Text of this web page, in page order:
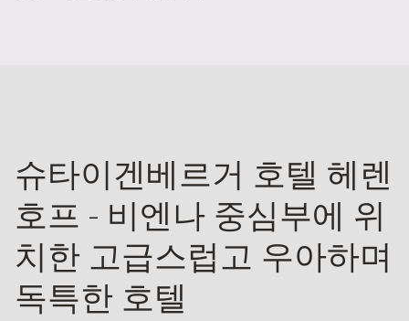
슈타이겐베르거 호텔 헤렌
호프 - 비엔나 중심부에 위
치한 고급스럽고 우아하며
독특한 호텔